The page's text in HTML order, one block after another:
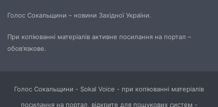
Голос Сокальщини – новини Західної України.
При копіюванні матеріалів активне посилання на портал –
обов’язкове.
Голос Сокальщини - Sokal Voice - при копіюванні матеріалів
посилання на портал, відкрите для пошукових систем -